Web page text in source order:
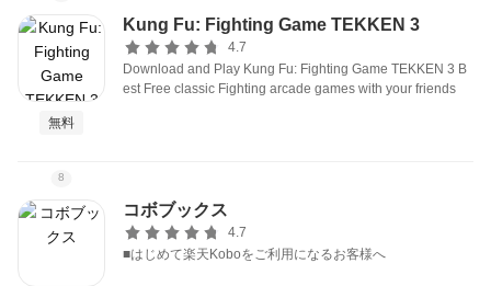
無料
Kung Fu: Fighting Game TEKKEN 3
4.7
Download and Play Kung Fu: Fighting Game TEKKEN 3 B
est Free classic Fighting arcade games with your friends
8
コボブックス
4.7
■はじめて楽天Koboをご利用になるお客様へ